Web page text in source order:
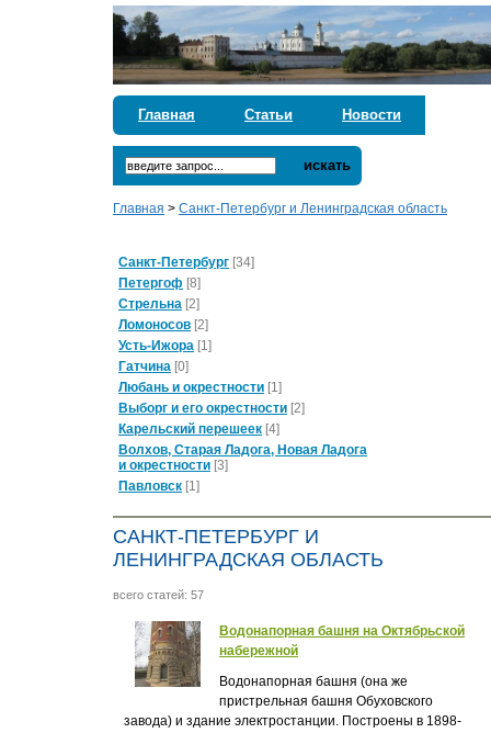
Главная Статьи Новости
искать
Главная >Санкт-Петербург и Ленинградская область
Санкт-Петербург [34]
Петергоф [8]
Стрельна [2]
Ломоносов [2]
Усть-Ижора [1]
Гатчина [0]
Любань и окрестности [1]
Выборг и его окрестности [2]
Карельский перешеек [4]
Волхов, Старая Ладога, Новая Ладога
и окрестности [3]
Павловск [1]
САНКТ-ПЕТЕРБУРГ И
ЛЕНИНГРАДСКАЯ ОБЛАСТЬ
всего статей: 57
Водонапорная башня на Октябрьской
набережной
Водонапорная башня (она же
пристрельная башня Обуховского
завода) и здание электростанции. Построены в 1898-